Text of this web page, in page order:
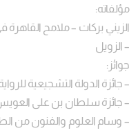
مؤلفاته:
الزيني بركات – ملامح
– الزويل
جوائز:
– جائزة الدولة التشجيعية للرواية
– جائزة سلطان بن على العويس،
– وسام العلوم والفنون من